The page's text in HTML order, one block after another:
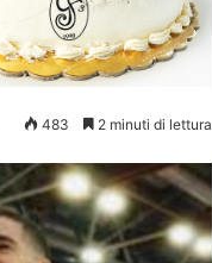
483 2 minuti di lettura